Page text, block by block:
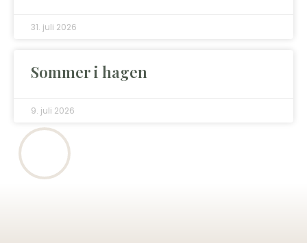
31. juli 2026
Sommer i hagen
9. juli 2026